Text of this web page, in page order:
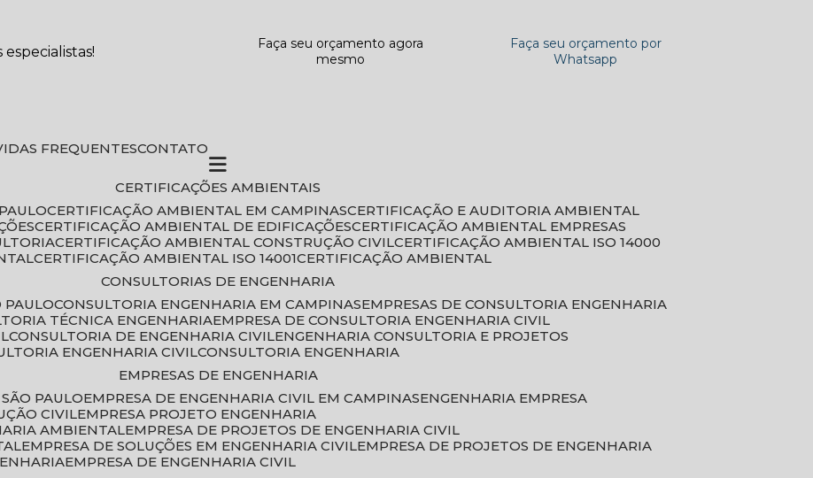
Faça seu orçamento agora
mesmo
Faça seu orçamento por
Whatsapp
FREQUENTES CONTATO
CERTIFICAÇÕES AMBIENTAIS
CERTIFICAÇÃO AMBIENTAL EM CAMPINAS
CERTIFICAÇÃO E AUDITORIA AMBIENTAL
CERTIFICAÇÃO AMBIENTAL DE EDIFICAÇÕES
CERTIFICAÇÃO AMBIENTAL EMPRESAS
CERTIFICAÇÃO AMBIENTAL CONSTRUÇÃO CIVIL
CERTIFICAÇÃO AMBIENTAL ISO 14000
CERTIFICAÇÃO AMBIENTAL ISO 14001
CERTIFICAÇÃO AMBIENTAL
CONSULTORIAS DE ENGENHARIA
PAULO CONSULTORIA ENGENHARIA EM CAMPINAS
EMPRESAS DE CONSULTORIA ENGENHARIA
TÉCNICA ENGENHARIA EMPRESA DE CONSULTORIA ENGENHARIA CIVIL
CONSULTORIA DE ENGENHARIA CIVIL ENGENHARIA CONSULTORIA E PROJETOS
ENGENHARIA CIVIL CONSULTORIA ENGENHARIA
EMPRESAS DE ENGENHARIA
PAULO
EMPRESA DE ENGENHARIA CIVIL EM CAMPINAS
ENGENHARIA EMPRESA
CIVIL EMPRESA PROJETO ENGENHARIA
AMBIENTAL EMPRESA DE PROJETOS DE ENGENHARIA CIVIL
EMPRESA DE SOLUÇÕES EM ENGENHARIA CIVIL EMPRESA DE PROJETOS DE ENGENHARIA
EMPRESA DE ENGENHARIA CIVIL